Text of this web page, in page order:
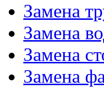
Замена
Замена
Замена
Замена